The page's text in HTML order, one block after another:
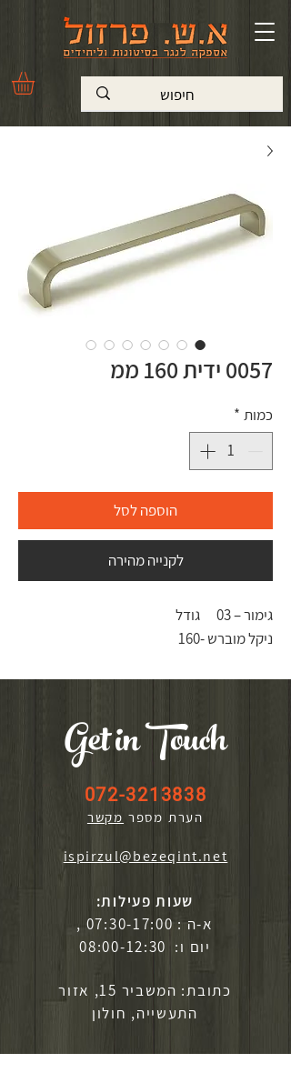
0057 ידית 160 ממ
כמות *
הוספה לסל
לקנייה מהירה
גימור – 03
גודל
ניקל מוברש -160
Get in Touch
072-3213838
הערת מספר מקשר
ispirzul@bezeqint.net
שעות פעילות:
א-ה : 07:30-17:00 ,
יום ו: 08:00-12:30
כתובת: המשביר 15, אזור
התעשייה, חולון